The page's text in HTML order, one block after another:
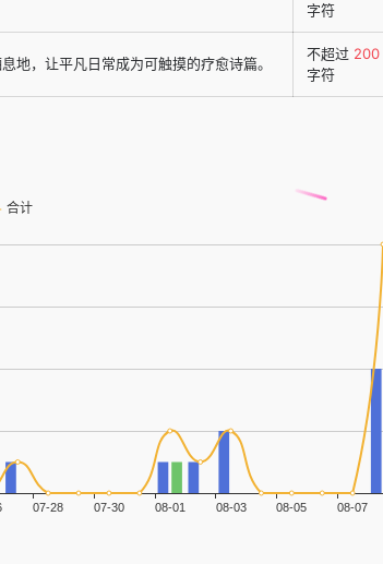
字符
地，让平凡日常成为可触摸的疗愈诗篇。
不超过 200
字符